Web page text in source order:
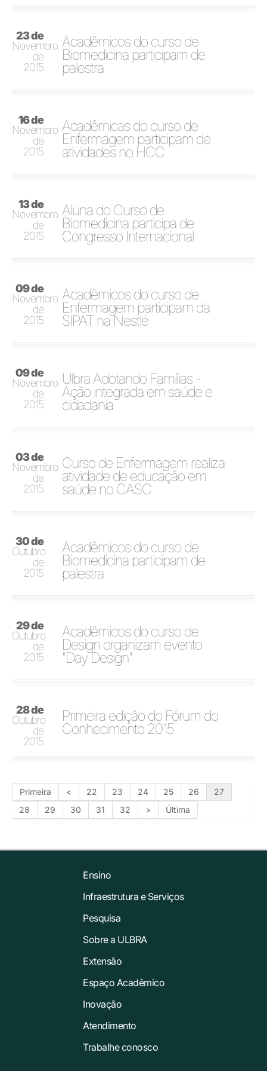
23 de
Novembro
de
2015
Acadêmicos do curso de
Biomedicina participam de
palestra
16 de
Novembro
de
2015
Acadêmicas do curso de
Enfermagem participam de
atividades no HCC
13 de
Novembro
de
2015
Aluna do Curso de
Biomedicina participa de
Congresso Internacional
09 de
Novembro
de
2015
Acadêmicos do curso de
Enfermagem participam da
SIPAT na Nestlé
09 de
Novembro
de
2015
Ulbra Adotando Famílias -
Ação integrada em saúde e
cidadania
03 de
Novembro
de
2015
Curso de Enfermagem realiza
atividade de educação em
saúde no CASC
30 de
Outubro
de
2015
Acadêmicos do curso de
Biomedicina participam de
palestra
29 de
Outubro
de
2015
Acadêmicos do curso de
Design organizam evento
"Day Design"
28 de
Outubro
de
2015
Primeira edição do Fórum do
Conhecimento 2015
Primeira < 22 23 24 25 26
27
28
29 30 31 32 > Última
Ensino
Infraestrutura e Serviços
Pesquisa
Sobre a ULBRA
Extensão
Espaço Acadêmico
Inovação
Atendimento
Trabalhe conosco